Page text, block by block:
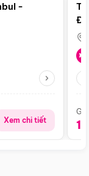
-
Xem chi tiết